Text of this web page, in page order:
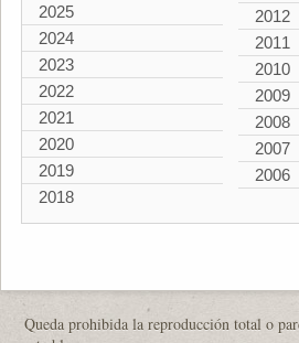
2025
2024
2023
2022
2021
2020
2019
2018
2012
2011
2010
2009
2008
2007
2006
Queda prohibida la reproducción total o